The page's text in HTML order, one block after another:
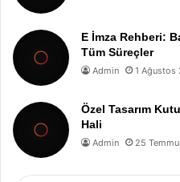
E İmza Rehberi:
Tüm Süreçler
Admin 1 Ağustos
Özel Tasarım
Hali
Admin 25